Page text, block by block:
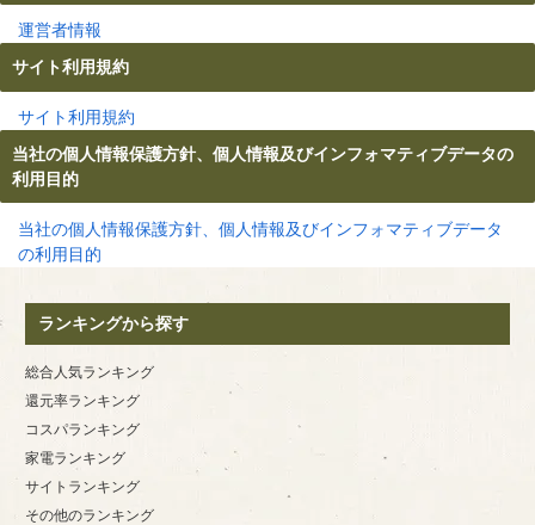
運営者情報
サイト利用規約
サイト利用規約
当社の個人情報保護方針、個人情報及びインフォマティブデータの
利用目的
当社の個人情報保護方針、個人情報及びインフォマティブデータ
の利用目的
ランキングから探す
総合人気ランキング
還元率ランキング
コスパランキング
家電ランキング
サイトランキング
その他のランキング